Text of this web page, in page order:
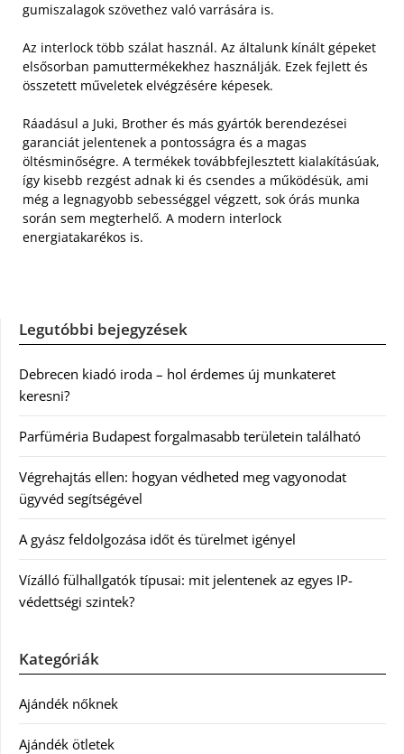
gumiszalagok szövethez való varrására is.
Az interlock több szálat használ. Az általunk kínált gépeket
elsősorban pamuttermékekhez használják. Ezek fejlett és
összetett műveletek elvégzésére képesek.
Ráadásul a Juki, Brother és más gyártók berendezései
garanciát jelentenek a pontosságra és a magas
öltésminőségre. A termékek továbbfejlesztett kialakításúak,
így kisebb rezgést adnak ki és csendes a működésük, ami
még a legnagyobb sebességgel végzett, sok órás munka
során sem megterhelő. A modern interlock
energiatakarékos is.
Legutóbbi bejegyzések
Debrecen kiadó iroda – hol érdemes új munkateret
keresni?
Parfüméria Budapest forgalmasabb területein található
Végrehajtás ellen: hogyan védheted meg vagyonodat
ügyvéd segítségével
A gyász feldolgozása időt és türelmet igényel
Vízálló fülhallgatók típusai: mit jelentenek az egyes IP-
védettségi szintek?
Kategóriák
Ajándék nőknek
Ajándék ötletek